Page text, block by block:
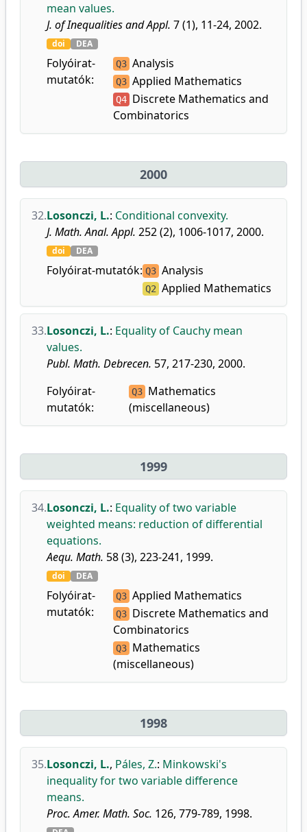
mean values.
J. of Inequalities and Appl. 7 (1), 11-24, 2002.
doi DEA
Folyóirat-
mutatók:
Q3 Analysis
Q3 Applied Mathematics
Q4 Discrete Mathematics and
Combinatorics
2000
32.Losonczi, L.: Conditional convexity.
J. Math. Anal. Appl. 252 (2), 1006-1017, 2000.
doi DEA
Folyóirat-mutatók: Q3 Analysis
Q2 Applied Mathematics
33.Losonczi, L.: Equality of Cauchy mean
values.
Publ. Math. Debrecen. 57, 217-230, 2000.
Folyóirat-
mutatók:
Q3 Mathematics
(miscellaneous)
1999
34.Losonczi, L.: Equality of two variable
weighted means: reduction of differential
equations.
Aequ. Math. 58 (3), 223-241, 1999.
doi DEA
Folyóirat-
mutatók:
Q3 Applied Mathematics
Q3 Discrete Mathematics and
Combinatorics
Q3 Mathematics
(miscellaneous)
1998
35.Losonczi, L., Páles, Z.: Minkowski's
inequality for two variable difference
means.
Proc. Amer. Math. Soc. 126, 779-789, 1998.